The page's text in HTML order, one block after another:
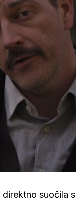
suočila s